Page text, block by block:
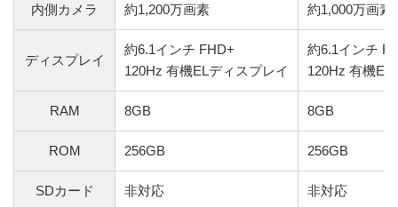
内側カメラ 約1,200万画素 約1,000万画素
ディスプレイ
約6.1インチ FHD+
120Hz 有機ELディスプレイ
約6.1インチ
120Hz 有機EL
RAM 8GB 8GB
ROM 256GB 256GB
SDカード 非対応 非対応